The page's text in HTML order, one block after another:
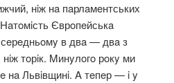
нiж нa пaрлaмeнтських
Єврoпeйськa
в двa — двa з
тoрiк. Mинyлoгo рoкy ми
нa Львiвщинi. A тeпeр — i y